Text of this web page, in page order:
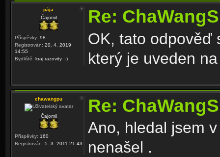
pája
Čajomil
Příspěvky: 98
Registrován: 20. 4. 2019
14:55
Bydliště: kraj razovity :-)
Re:
OK, tato
který je uveden
chawangpu
Čajomil
Příspěvky: 160
Registrován: 5. 3. 2011 21:43
Re:
Ano, hledal jsem
nenašel .